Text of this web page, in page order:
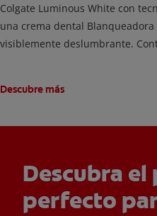
Colgate Luminous White con
una crema dental
visiblemente deslumbrante.
Descubre más
Descubra
perfecto